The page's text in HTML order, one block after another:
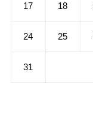
17 18
24 25
31